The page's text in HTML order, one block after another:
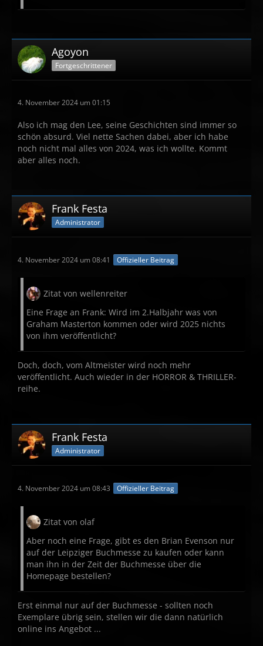
Agoyon
Fortgeschrittener
4. November 2024 um 01:15
Also ich mag den Lee, seine Geschichten sind immer so
schön absurd. Viel nette Sachen dabei, aber ich habe
noch nicht mal alles von 2024, was ich wollte. Kommt
aber alles noch.
Frank Festa
Administrator
4. November 2024 um 08:41 Offizieller Beitrag
Zitat von wellenreiter
Eine Frage an Frank: Wird im 2.Halbjahr was von
Graham Masterton kommen oder wird 2025 nichts
von ihm veröffentlicht?
Doch, doch, vom Altmeister wird noch mehr
veröffentlicht. Auch wieder in der HORROR & THRILLER-
reihe.
Frank Festa
Administrator
4. November 2024 um 08:43 Offizieller Beitrag
Zitat von olaf
Aber noch eine Frage, gibt es den Brian Evenson nur
auf der Leipziger Buchmesse zu kaufen oder kann
man ihn in der Zeit der Buchmesse über die
Homepage bestellen?
Erst einmal nur auf der Buchmesse - sollten noch
Exemplare übrig sein, stellen wir die dann natürlich
online ins Angebot ...